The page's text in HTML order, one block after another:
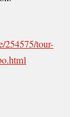
254575/tour-